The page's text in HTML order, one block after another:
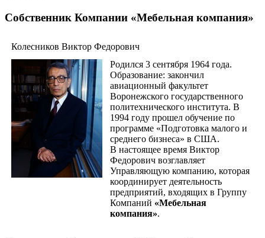
Собственник Компании «Мебельная компания»
Колесников Виктор Федорович
Родился 3 сентября 1964 года.
Образование: закончил
авиационный факультет
Воронежского государственного
политехнического института. В
1994 году прошел обучение по
программе «Подготовка малого и
среднего бизнеса» в США.
В настоящее время Виктор
Федорович возглавляет
Управляющую компанию, которая
координирует деятельность
предприятий, входящих в Группу
Компаний «Мебельная
компания».